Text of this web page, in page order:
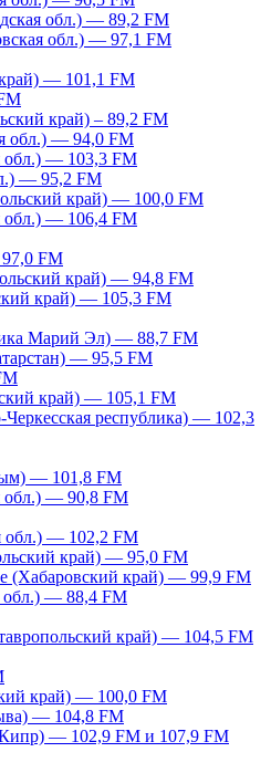
обл.) — 89,2 FM
обл.) — 97,1 FM
— 101,1 FM
край) – 89,2 FM
обл.) — 94,0 FM
обл.) — 103,3 FM
— 95,2 FM
край) — 100,0 FM
обл.) — 106,4 FM
FM
край) — 94,8 FM
край) — 105,3 FM
Марий Эл) — 88,7 FM
— 95,5 FM
край) — 105,1 FM
Черкесская республика) — 102,3
— 101,8 FM
обл.) — 90,8 FM
обл.) — 102,2 FM
край) — 95,0 FM
(Хабаровский край) — 99,9 FM
обл.) — 88,4 FM
край) — 104,5 FM
край) — 100,0 FM
— 104,8 FM
— 102,9 FM и 107,9 FM